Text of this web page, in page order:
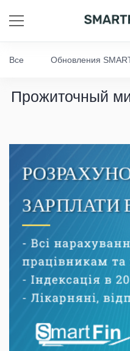
Все Обновления
Прожиточный